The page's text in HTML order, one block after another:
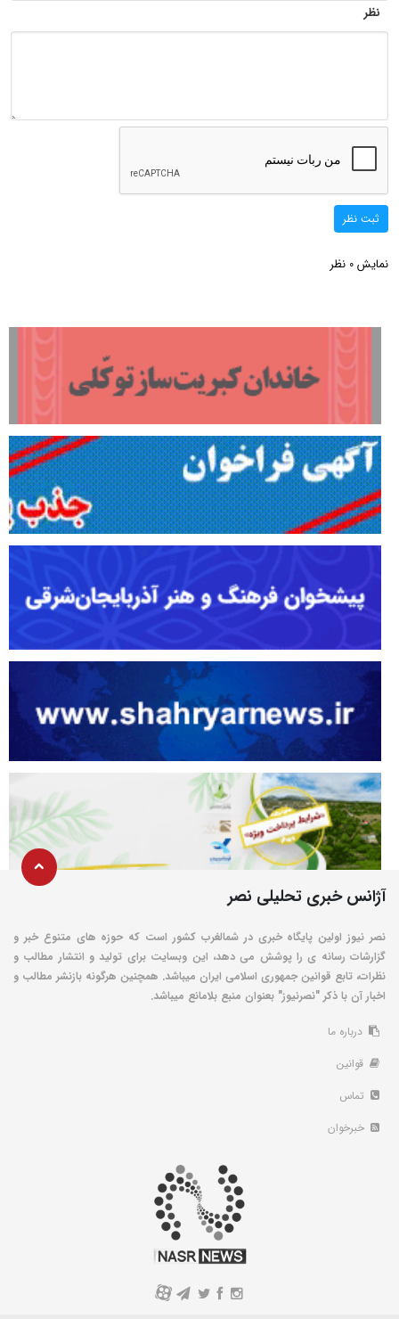
نظر
ثبت نظر
نمایش 0 نظر
آژانس خبری تحلیلی نصر
نصر نیوز اولین پایگاه خبری در شمالغرب کشور است که حوزه های متنوع خبر و
گزارشات رسانه ی را پوشش می دهد، این وبسایت برای تولید و انتشار مطالب و
نظرات، تابع قوانین جمهوری اسلامی ایران میباشد. همچنین هرگونه بازنشر مطالب و
اخبار آن با ذکر "نصرنیوز" بعنوان منبع بلامانع میباشد.
درباره ما
قوانین
تماس
خبرخوان
A